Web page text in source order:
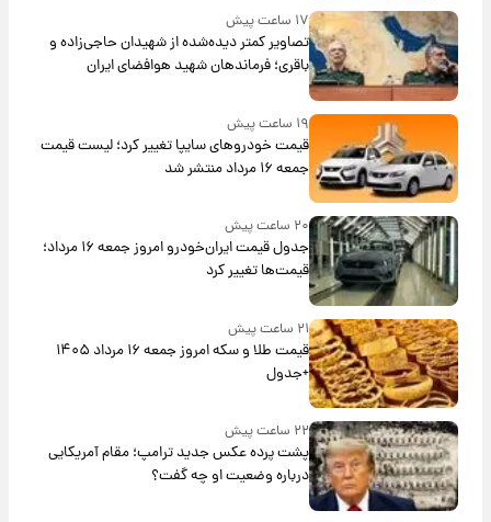
۱۷ ساعت پیش
تصاویر کمتر دیده‌شده از شهیدان حاجی‌زاده و
باقری؛ فرماندهان شهید هوافضای ایران
۱۹ ساعت پیش
قیمت خودروهای سایپا تغییر کرد؛ لیست قیمت
جمعه ۱۶ مرداد منتشر شد
۲۰ ساعت پیش
جدول قیمت ایران‌خودرو امروز جمعه ۱۶ مرداد؛
قیمت‌ها تغییر کرد
۲۱ ساعت پیش
قیمت طلا و سکه امروز جمعه ۱۶ مرداد ۱۴۰۵
+جدول
۲۲ ساعت پیش
پشت پرده عکس جدید ترامپ؛ مقام آمریکایی
درباره وضعیت او چه گفت؟